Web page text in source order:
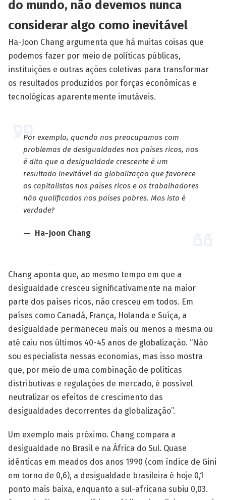
do mundo, não devemos nunca
considerar algo como inevitável
Ha-Joon Chang argumenta que há muitas coisas que
podemos fazer por meio de políticas públicas,
instituições e outras ações coletivas para transformar
os resultados produzidos por forças econômicas e
tecnológicas aparentemente imutáveis.
Por exemplo, quando nos preocupamos com
problemas de desigualdades nos países ricos, nos
é dito que a desigualdade crescente é um
resultado inevitável da globalização que favorece
os capitalistas nos países ricos e os trabalhadores
não qualificados nos países pobres. Mas isto é
verdade?
Ha-Joon Chang
Chang aponta que, ao mesmo tempo em que a
desigualdade cresceu significativamente na maior
parte dos países ricos, não cresceu em todos. Em
países como Canadá, França, Holanda e Suíça, a
desigualdade permaneceu mais ou menos a mesma ou
até caiu nos últimos 40-45 anos de globalização. “Não
sou especialista nessas economias, mas isso mostra
que, por meio de uma combinação de políticas
distributivas e regulações de mercado, é possível
neutralizar os efeitos de crescimento das
desigualdades decorrentes da globalização”.
Um exemplo mais próximo. Chang compara a
desigualdade no Brasil e na África do Sul. Quase
idênticas em meados dos anos 1990 (com índice de Gini
em torno de 0,6), a desigualdade brasileira é hoje 0,1
ponto mais baixa, enquanto a sul-africana subiu 0,03.